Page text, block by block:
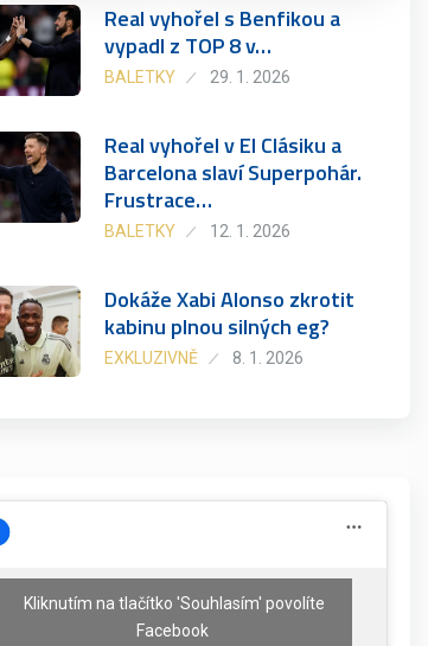
Real vyhořel s Benfikou a
vypadl z TOP 8 v…
BALETKY 29. 1. 2026
Real vyhořel v El Clásiku a
Barcelona slaví Superpohár.
Frustrace…
BALETKY 12. 1. 2026
Dokáže Xabi Alonso zkrotit
kabinu plnou silných eg?
EXKLUZIVNĚ 8. 1. 2026
Kliknutím na tlačítko 'Souhlasím' povolíte
Facebook